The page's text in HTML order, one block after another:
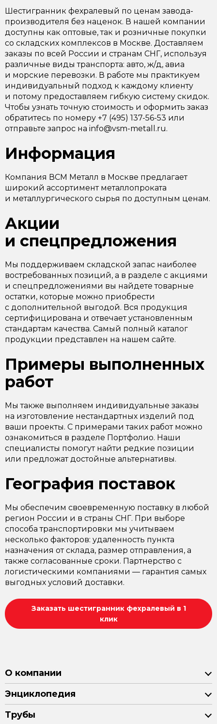
Шестигранник фехралевый по ценам завода-
производителя без наценок. В нашей компании
доступны как оптовые, так и розничные покупки
со складских комплексов в Москве. Доставляем
заказы по всей России и странам СНГ, используя
различные виды транспорта: авто, ж/д, авиа
и морские перевозки. В работе мы практикуем
индивидуальный подход к каждому клиенту
и потому предоставляем гибкую систему скидок.
Чтобы узнать точную стоимость и оформить заказ
обратитесь по номеру +7 (495) 137-56-53 или
отправьте запрос на info@vsm-metall.ru.
Информация
Компания ВСМ Металл в Москве предлагает
широкий ассортимент металлопроката
и металлургического сырья по доступным ценам.
Акции
и спецпредложения
Мы поддерживаем складской запас наиболее
востребованных позиций, а в разделе с акциями
и спецпредложениями вы найдете товарные
остатки, которые можно приобрести
с дополнительной выгодой. Вся продукция
сертифицирована и отвечает установленным
стандартам качества. Самый полный каталог
продукции представлен на нашем сайте.
Примеры выполненных
работ
Мы также выполняем индивидуальные заказы
на изготовление нестандартных изделий под
ваши проекты. С примерами таких работ можно
ознакомиться в разделе Портфолио. Наши
специалисты помогут найти редкие позиции
или предложат достойные альтернативы.
География поставок
Мы обеспечим своевременную поставку в любой
регион России и в страны СНГ. При выборе
способа транспортировки мы учитываем
несколько факторов: удаленность пункта
назначения от склада, размер отправления, а
также согласованные сроки. Партнерство с
логистическими компаниями — гарантия самых
выгодных условий доставки.
Заказать шестигранник фехралевый в 1
клик
О компании
Энциклопедия
Трубы